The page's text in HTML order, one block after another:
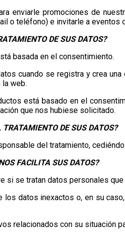
enviarle promociones de
o teléfono) e invitarle a
DE SUS DATOS?
basada en el consentimiento.
cuando se registra y crea
web.
está basado en el
que nos hubiese solicitado.
DE SUS DATOS?
del tratamiento,
FACILITA SUS DATOS?
si se tratan datos personales
datos inexactos o, en su
relacionados con su situación